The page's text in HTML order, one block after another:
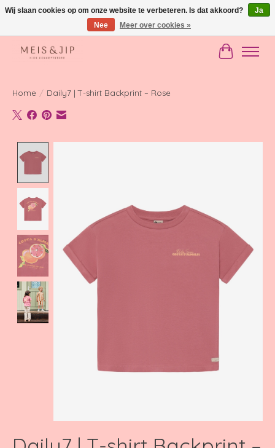
Gratis verzending in NL vanaf €150
Home / Daily7 | T-shirt Backprint – Rose
Wij slaan cookies op om onze website te verbeteren. Is dat akkoord?
Ja
Nee
Meer over cookies »